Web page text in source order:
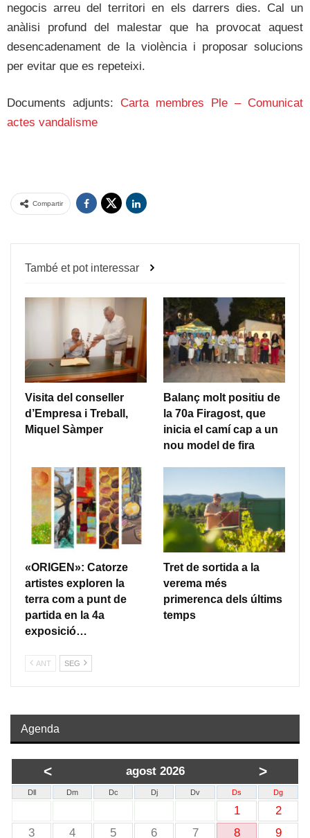
negocis arreu del territori en els darrers dies. Cal un
anàlisi profund del malestar que ha provocat aquest
desencadenament de la violència i proposar solucions
per evitar que es repeteixi.
Documents adjunts: Carta membres Ple – Comunicat
actes vandalisme
Compartir
També et pot interessar
Visita del conseller
d’Empresa i Treball,
Miquel Sàmper
Balanç molt positiu de
la 70a Firagost, que
inicia el camí cap a un
nou model de fira
«ORIGEN»: Catorze
artistes exploren la
terra com a punt de
partida en la 4a
exposició…
Tret de sortida a la
verema més
primerenca dels últims
temps
ANT SEG
Agenda
< agost 2026 >
Dll Dm Dc Dj Dv Ds Dg
1
2
3
4 5 6 7 8 9